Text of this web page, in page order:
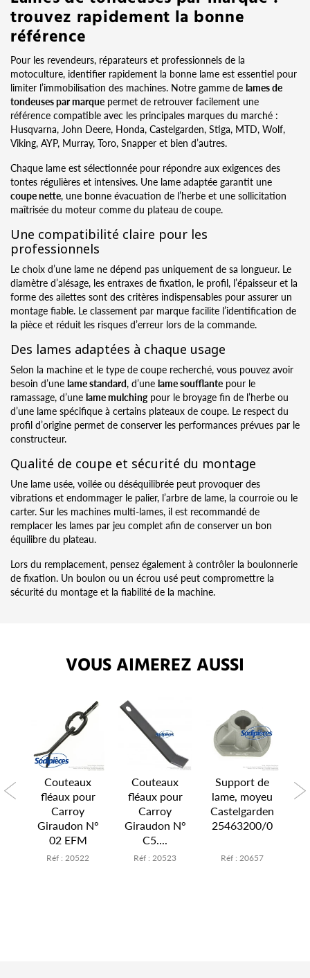
trouvez rapidement la bonne
référence
Pour les revendeurs, réparateurs et professionnels de la
motoculture, identifier rapidement la bonne lame est essentiel pour
limiter l’immobilisation des machines. Notre gamme de lames de
tondeuses par marque permet de retrouver facilement une
référence compatible avec les principales marques du marché :
Husqvarna, John Deere, Honda, Castelgarden, Stiga, MTD, Wolf,
Viking, AYP, Murray, Toro, Snapper et bien d’autres.
Chaque lame est sélectionnée pour répondre aux exigences des
tontes régulières et intensives. Une lame adaptée garantit une
coupe nette, une bonne évacuation de l’herbe et une sollicitation
maîtrisée du moteur comme du plateau de coupe.
Une compatibilité claire pour les
professionnels
Le choix d’une lame ne dépend pas uniquement de sa longueur. Le
diamètre d’alésage, les entraxes de fixation, le profil, l’épaisseur et la
forme des ailettes sont des critères indispensables pour assurer un
montage fiable. Le classement par marque facilite l’identification de
la pièce et réduit les risques d’erreur lors de la commande.
Des lames adaptées à chaque usage
Selon la machine et le type de coupe recherché, vous pouvez avoir
besoin d’une lame standard, d’une lame soufflante pour le
ramassage, d’une lame mulchingpour le broyage fin de l’herbe ou
d’une lame spécifique à certains plateaux de coupe. Le respect du
profil d’origine permet de conserver les performances prévues par le
constructeur.
Qualité de coupe et sécurité du montage
Une lame usée, voilée ou déséquilibrée peut provoquer des
vibrations et endommager le palier, l’arbre de lame, la courroie ou le
carter. Sur les machines multi-lames, il est recommandé de
remplacer les lames par jeu complet afin de conserver un bon
équilibre du plateau.
Lors du remplacement, pensez également à contrôler la boulonnerie
de fixation. Un boulon ou un écrou usé peut compromettre la
sécurité du montage et la fiabilité de la machine.
VOUS AIMEREZ AUSSI
Couteaux
fléaux pour
Carroy
Giraudon N°
02 EFM
Réf : 20522
Couteaux
fléaux pour
Carroy
Giraudon N°
C5....
Réf : 20523
Support de
lame, moyeu
Castelgarden
25463200/0
Réf : 20657